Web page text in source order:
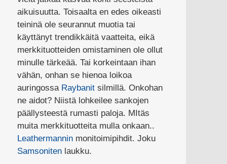
aikuisuutta. Toisaalta en edes oikeasti
teininä ole seurannut muotia tai
käyttänyt trendikkäitä vaatteita, eikä
merkkituotteiden omistaminen ole ollut
minulle tärkeää. Tai korkeintaan ihan
vähän, onhan se hienoa loikoa
auringossa Raybanitsilmillä. Onkohan
ne aidot? Niistä lohkeilee sankojen
päällysteestä rumasti paloja. MItäs
muita merkkituotteita mulla onkaan..
Leathermanninmonitoimipihdit. Joku
Samsonitenlaukku.